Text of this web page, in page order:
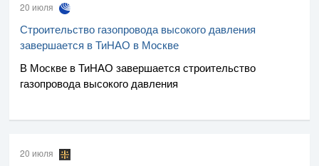
20 июля
Строительство газопровода высокого давления
завершается в ТиНАО в Москве
В Москве в ТиНАО завершается строительство
газопровода высокого давления
20 июля